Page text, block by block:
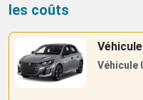
les coûts
Véhicule